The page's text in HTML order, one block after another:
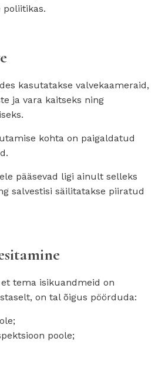
poliitikas.
kasutatakse valvekaameraid,
ja vara kaitseks ning
kohta on paigaldatud
pääsevad ligi ainult selleks
salvestisi säilitatakse piiratud
tema isikuandmeid on
on tal õigus pöörduda:
poole;